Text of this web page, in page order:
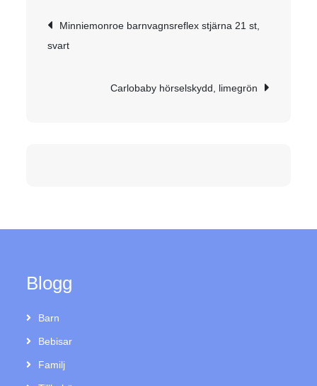
Inläggsnavigering
Minniemonroe barnvagnsreflex stjärna 21 st,
svart
Carlobaby hörselskydd, limegrön
Blogg
Barn
Bebisar
Familj